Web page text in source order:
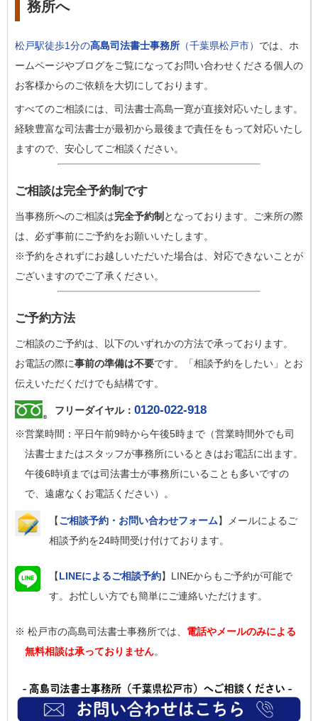
務所へ
松戸駅徒歩1分の高島司法書士事務所 （千葉県松戸市） では、ホ
ームページやブログをご覧になってお問い合わせくださる個人の
お客様からのご依頼を大切にしております。
すべてのご相談には、司法書士高島一寛が直接対応いたします。
経験豊富な司法書士が最初から最後まで責任をもって対応いたし
ますので、安心してご相談ください。
ご相談は完全予約制です
当事務所へのご相談は完全予約制 となっております。ご来所の際
は、必ず事前にご予約をお願いいたします。
※予約をされずにお越しいただいた場合は、対応できないことが
ございますのでご了承ください。
ご予約方法
ご相談のご予約は、以下のいずれかの方法で承っております。
お電話の際に事前の準備は不要です。「相談予約をしたい」とお
伝えいただくだけでも結構です。
フリーダイヤル： 0120-022-918
※営業時間：平日午前9時から午後5時まで（営業時間外でも司
法書士またはスタッフが事務所にいるときはお電話に出ます。
午後6時頃までは司法書士が事務所にいることも多いですの
で、遠慮なくお電話ください）。
【ご相談予約・お問い合わせフォーム】メールによるご
相談予約を24時間受け付けております。
【LINEによるご相談予約】LINEからもご予約が可能で
す。お忙しい方でも簡単にご連絡いただけます。
※ 松戸市の高島司法書士事務所では、 電話やメールのみによる
無料相談は承っておりません。